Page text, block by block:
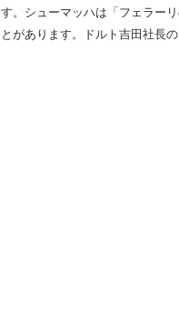
す。シューマッハは「フェラー
とがあります。ドルト吉田社長